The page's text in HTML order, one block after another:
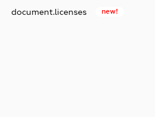
document.licenses new!